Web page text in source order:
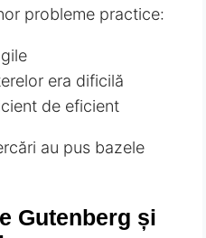
probleme practice:
era dificilă
de eficient
au pus bazele
Gutenberg și